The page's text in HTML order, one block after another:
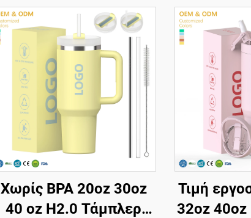
Χωρίς BPA 20oz 30oz
40 oz H2.0 Τάμπλερ
Τιμή
32oz 40oz